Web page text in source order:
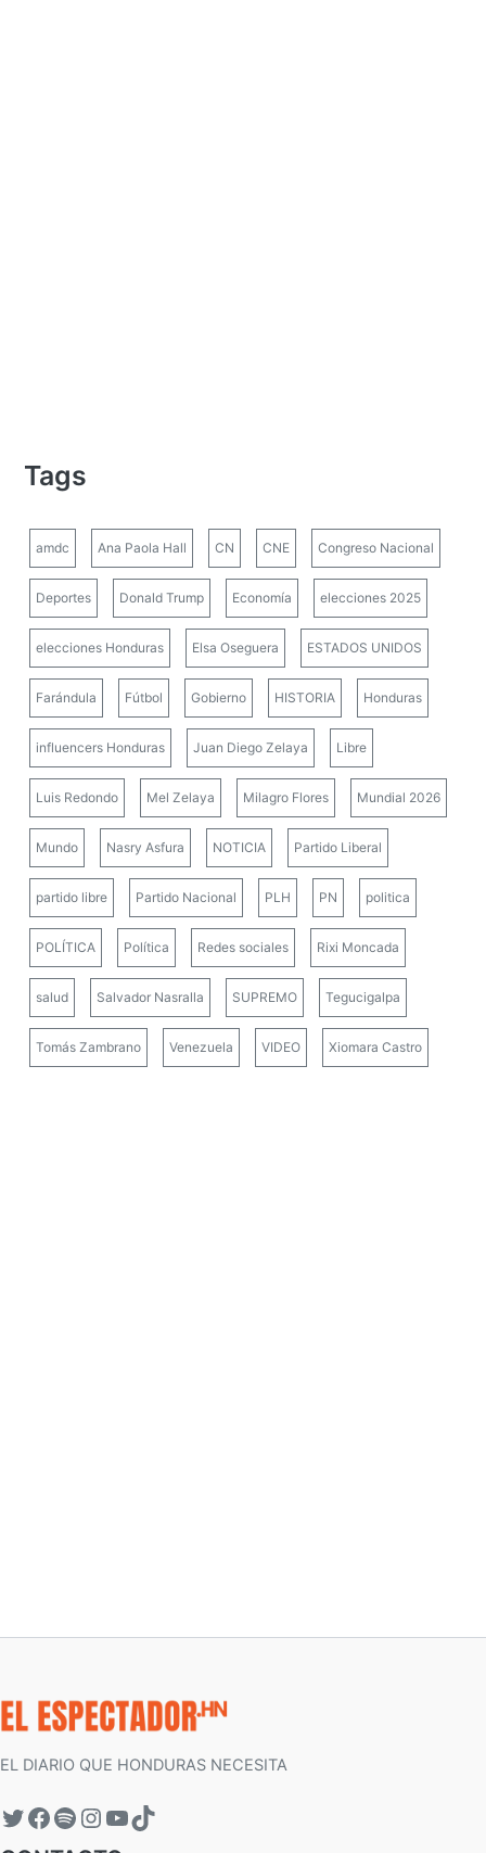
Tags
amdc Ana Paola Hall CN CNE Congreso Nacional
Deportes Donald Trump Economía elecciones 2025
elecciones Honduras Elsa Oseguera ESTADOS UNIDOS
Farándula Fútbol Gobierno HISTORIA Honduras
influencers Honduras Juan Diego Zelaya Libre
Luis Redondo Mel Zelaya Milagro Flores Mundial 2026
Mundo Nasry Asfura NOTICIA Partido Liberal
partido libre Partido Nacional PLH PN politica
POLÍTICA Política Redes sociales Rixi Moncada
salud Salvador Nasralla SUPREMO Tegucigalpa
Tomás Zambrano Venezuela VIDEO Xiomara Castro
EL DIARIO QUE HONDURAS NECESITA